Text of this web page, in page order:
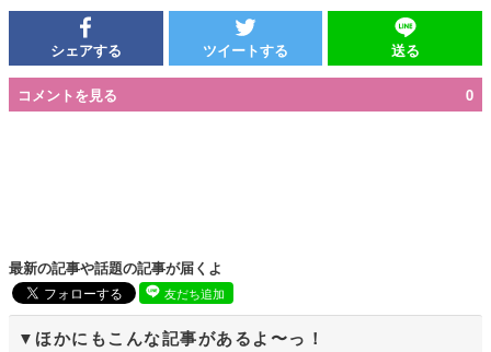
シェアする ツイートする 送る
コメントを見る 0
最新の記事や話題の記事が届くよ
友だち追加
ほかにもこんな記事があるよ〜っ！